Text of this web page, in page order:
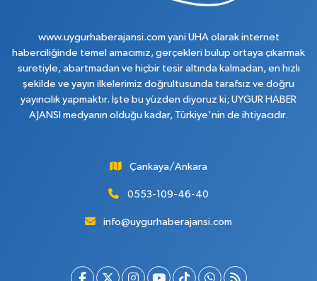
www.uygurhaberajansi.com yani UHA olarak internet
haberciliğinde temel amacımız, gerçekleri bulup ortaya çıkarmak
suretiyle, abartmadan ve hiçbir tesir altında kalmadan, en hızlı
şekilde ve yayın ilkelerimiz doğrultusunda tarafsız ve doğru
yayıncılık yapmaktır. İşte bu yüzden diyoruz ki; UYGUR HABER
AJANSI medyanın olduğu kadar, Türkiye'nin de ihtiyacıdır.
Çankaya/Ankara
0553-109-46-40
info@uygurhaberajansi.com